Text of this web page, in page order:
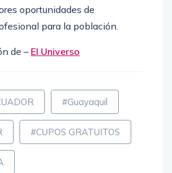
oportunidades de
para la población.
de – El Universo
#Guayaquil
#CUPOS GRATUITOS